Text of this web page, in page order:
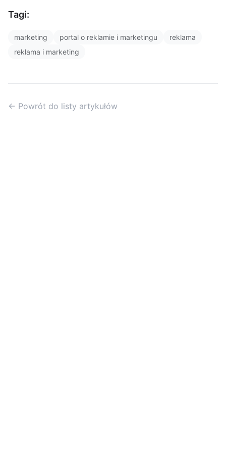
Tagi:
marketing portal o reklamie i marketingu
reklama
reklama i marketing
← Powrót do listy artykułów